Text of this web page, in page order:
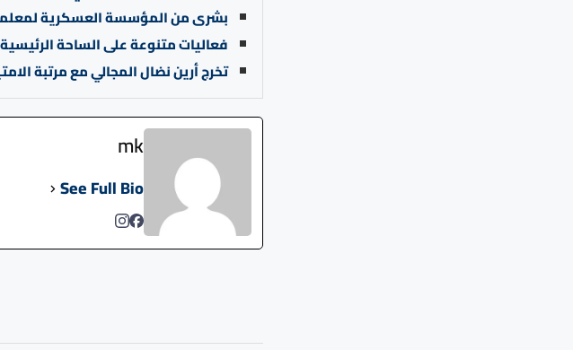
بشرى من المؤسسة العسكرية
فعاليات متنوعة على الساحة
تخرج أرين نضال المجالي مع مرتبة
mk
See Full Bio